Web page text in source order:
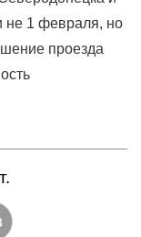
не 1 февраля, но
проезда